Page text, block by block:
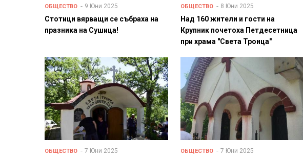
ОБЩЕСТВО 9 Юни 2025
Стотици вярващи се събраха на
празника на Сушица!
ОБЩЕСТВО 8 Юни 2025
Над 160 жители и гости на
Крупник почетоха Петдесетница
при храма "Света Троица"
ОБЩЕСТВО 7 Юни 2025 ОБЩЕСТВО 7 Юни 2025